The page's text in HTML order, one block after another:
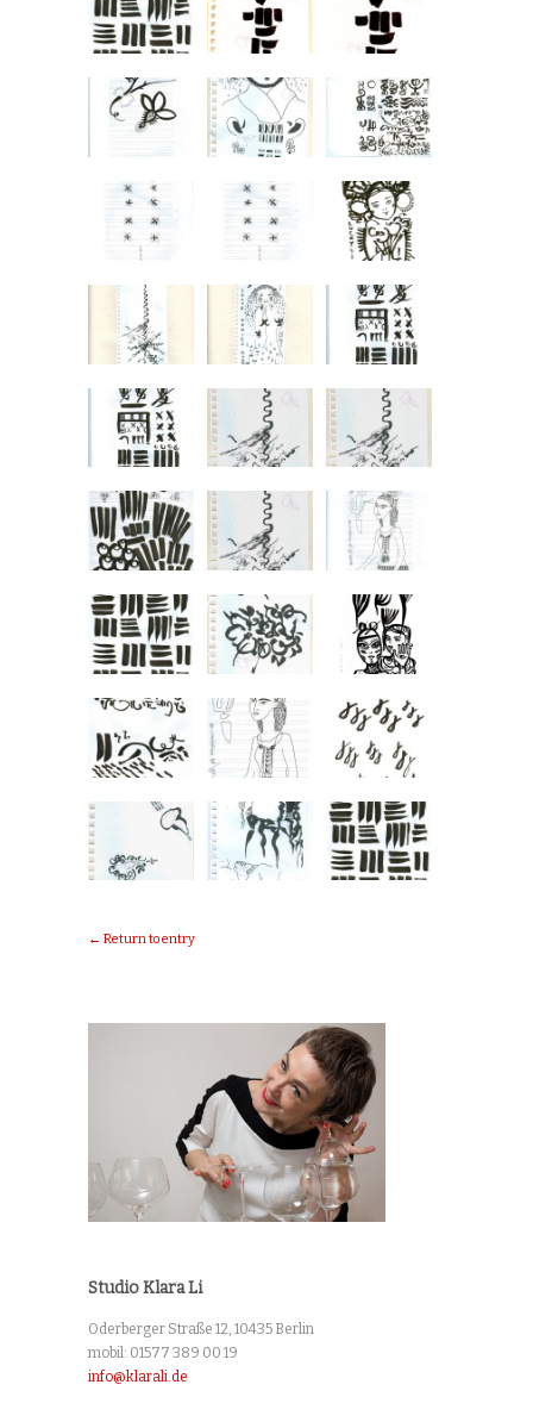
← Return to entry
Studio Klara Li
Oderberger Straße 12, 10435 Berlin
mobil: 01577 389 00 19
info@klarali.de